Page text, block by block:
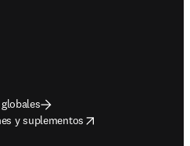
y suplementos